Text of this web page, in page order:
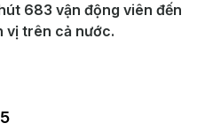
683 vận động viên đến
vị trên cả nước.